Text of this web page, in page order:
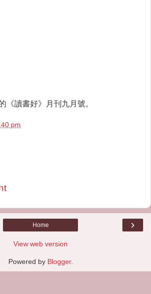
《讀書好》月刊九月號。
pm
›
Home
View web version
Powered by Blogger.